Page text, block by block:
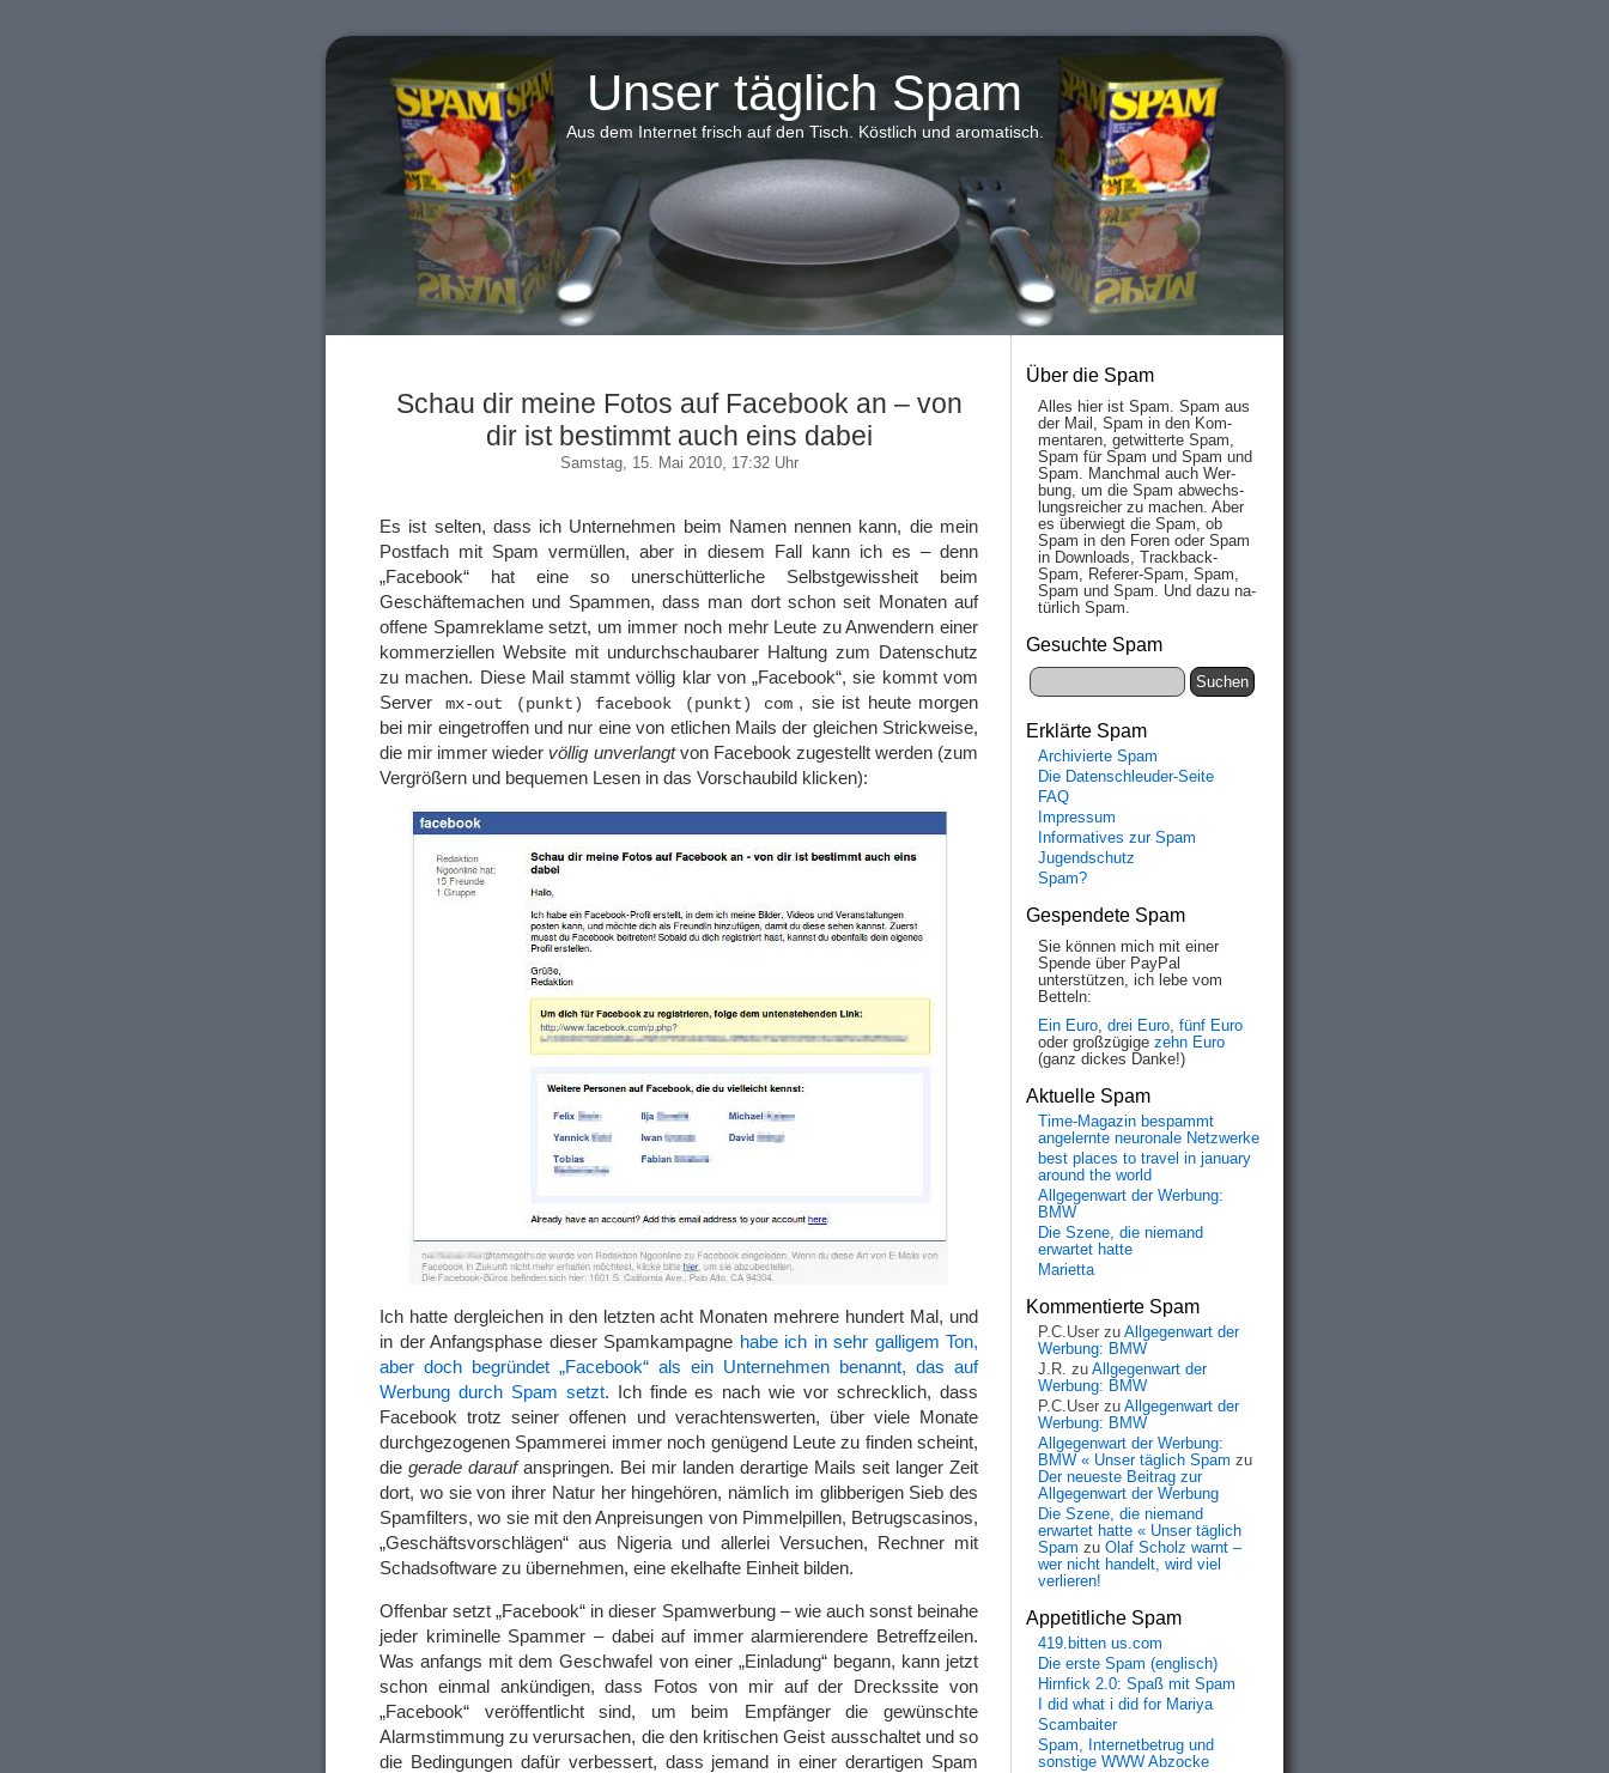
Unser täglich Spam
Aus dem Internet frisch auf den Tisch. Köstlich und aromatisch.
Schau dir meine Fotos auf Facebook an – von
dir ist bestimmt auch eins dabei
Samstag, 15. Mai 2010, 17:32 Uhr
Es ist selten, dass ich Unternehmen beim Namen nennen kann, die mein
Postfach mit Spam vermüllen, aber in diesem Fall kann ich es – denn
„Facebook“ hat eine so unerschütterliche Selbstgewissheit beim
Geschäftemachen und Spammen, dass man dort schon seit Monaten auf
offene Spamreklame setzt, um immer noch mehr Leute zu Anwendern einer
kommerziellen Website mit undurchschaubarer Haltung zum Datenschutz
zu machen. Diese Mail stammt völlig klar von „Facebook“, sie kommt vom
Server
mx-out (punkt) facebook (punkt) com , sie ist heute morgen
bei mir eingetroffen und nur eine von etlichen Mails der gleichen Strickweise,
die mir immer wieder völlig unverlangtvon Facebook zugestellt werden (zum
Vergrößern und bequemen Lesen in das Vorschaubild klicken):
Ich hatte dergleichen in den letzten acht Monaten mehrere hundert Mal, und
in der Anfangsphase dieser Spamkampagne habe ich in sehr galligem Ton,
aber doch begründet „Facebook“ als ein Unternehmen benannt, das auf
Werbung durch Spam setzt. Ich finde es nach wie vor schrecklich, dass
Facebook trotz seiner offenen und verachtenswerten, über viele Monate
durchgezogenen Spammerei immer noch genügend Leute zu finden scheint,
die gerade daraufanspringen. Bei mir landen derartige Mails seit langer Zeit
dort, wo sie von ihrer Natur her hingehören, nämlich im glibberigen Sieb des
Spamfilters, wo sie mit den Anpreisungen von Pimmelpillen, Betrugscasinos,
„Geschäftsvorschlägen“ aus Nigeria und allerlei Versuchen, Rechner mit
Schadsoftware zu übernehmen, eine ekelhafte Einheit bilden.
Offenbar setzt „Facebook“ in dieser Spamwerbung – wie auch sonst beinahe
jeder kriminelle Spammer – dabei auf immer alarmierendere Betreffzeilen.
Was anfangs mit dem Geschwafel von einer „Einladung“ begann, kann jetzt
schon einmal ankündigen, dass Fotos von mir auf der Dreckssite von
„Facebook“ veröffentlicht sind, um beim Empfänger die gewünschte
Alarmstimmung zu verursachen, die den kritischen Geist ausschaltet und so
die Bedingungen dafür verbessert, dass jemand in einer derartigen Spam
Über die Spam
Alles hier ist Spam. Spam aus
der Mail, Spam in den Kom­
men­taren, ge­twit­ter­te Spam,
Spam für Spam und Spam und
Spam. Manch­mal auch Wer­
bung, um die Spam ab­wechs­
lungs­reich­er zu mach­en. Aber
es über­wiegt die Spam, ob
Spam in den Fo­ren oder Spam
in Down­loads, Track­back-
Spam, Re­fe­rer-Spam, Spam,
Spam und Spam. Und da­zu na­
tür­lich Spam.
Gesuchte Spam
Erklärte Spam
Archivierte Spam
Die Datenschleuder-Seite
FAQ
Impressum
Informatives zur Spam
Jugendschutz
Spam?
Gespendete Spam
Sie können mich mit einer
Spende über PayPal
unterstützen, ich lebe vom
Betteln:
Ein Euro, drei Euro, fünf Euro
oder großzügige zehn Euro
(ganz dickes Danke!)
Aktuelle Spam
Time-Magazin bespammt
angelernte neuronale Netzwerke
best places to travel in january
around the world
Allgegenwart der Werbung:
BMW
Die Szene, die niemand
erwartet hatte
Marietta
Kommentierte Spam
P.C.User zu Allgegenwart der
Werbung: BMW
J.R. zu Allgegenwart der
Werbung: BMW
P.C.User zu Allgegenwart der
Werbung: BMW
Allgegenwart der Werbung:
BMW « Unser täglich Spam zu
Der neueste Beitrag zur
Allgegenwart der Werbung
Die Szene, die niemand
erwartet hatte « Unser täglich
Spam zu Olaf Scholz warnt –
wer nicht handelt, wird viel
verlieren!
Appetitliche Spam
419.bitten us.com
Die erste Spam (englisch)
Hirnfick 2.0: Spaß mit Spam
I did what i did for Mariya
Scambaiter
Spam, Internetbetrug und
sonstige WWW Abzocke